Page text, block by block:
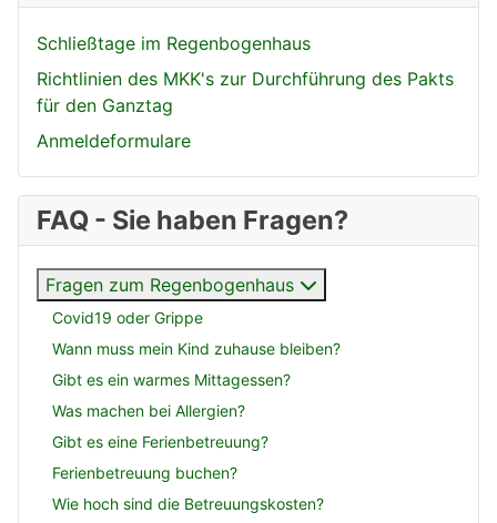
Schließtage im Regenbogenhaus
Richtlinien des MKK's zur Durchführung des Pakts
für den Ganztag
Anmeldeformulare
FAQ - Sie haben Fragen?
Fragen zum Regenbogenhaus
Covid19 oder Grippe
Wann muss mein Kind zuhause bleiben?
Gibt es ein warmes Mittagessen?
Was machen bei Allergien?
Gibt es eine Ferienbetreuung?
Ferienbetreuung buchen?
Wie hoch sind die Betreuungskosten?